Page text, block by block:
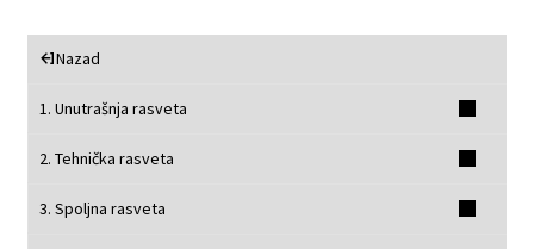
Nazad
1. Unutrašnja rasveta
2. Tehnička rasveta
3. Spoljna rasveta